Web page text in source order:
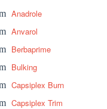
Anadrole
Anvarol
Berbaprime
Bulking
Capsiplex Burn
Capsiplex Trim